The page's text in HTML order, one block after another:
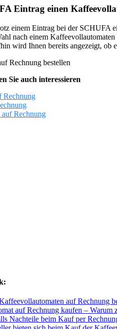
Eintrag einen
einem Eintrag bei der SCHUFA
nach einem
wird Ihnen bereits angezeigt, ob
Sie auch interessieren
Rechnung
Rechnung
auf Rechnung
auf Rechnung kaufen – Warum
Nachteile beim Kauf per